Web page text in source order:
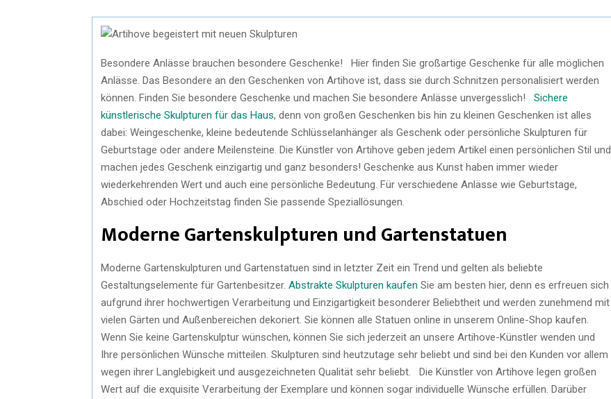
Besondere Anlässe brauchen besondere Geschenke! Hier finden Sie großartige Geschenke für alle möglichen
Anlässe. Das Besondere an den Geschenken von Artihove ist, dass sie durch Schnitzen personalisiert werden
können. Finden Sie besondere Geschenke und machen Sie besondere Anlässe unvergesslich! Sichere
künstlerische Skulpturen für das Haus, denn von großen Geschenken bis hin zu kleinen Geschenken ist alles
dabei: Weingeschenke, kleine bedeutende Schlüsselanhänger als Geschenk oder persönliche Skulpturen für
Geburtstage oder andere Meilensteine. Die Künstler von Artihove geben jedem Artikel einen persönlichen Stil und
machen jedes Geschenk einzigartig und ganz besonders! Geschenke aus Kunst haben immer wieder
wiederkehrenden Wert und auch eine persönliche Bedeutung. Für verschiedene Anlässe wie Geburtstage,
Abschied oder Hochzeitstag finden Sie passende Speziallösungen.
Moderne Gartenskulpturen und Gartenstatuen
Moderne Gartenskulpturen und Gartenstatuen sind in letzter Zeit ein Trend und gelten als beliebte
Gestaltungselemente für Gartenbesitzer. Abstrakte Skulpturen kaufen Sie am besten hier, denn es erfreuen sich
aufgrund ihrer hochwertigen Verarbeitung und Einzigartigkeit besonderer Beliebtheit und werden zunehmend mit
vielen Gärten und Außenbereichen dekoriert. Sie können alle Statuen online in unserem Online-Shop kaufen.
Wenn Sie keine Gartenskulptur wünschen, können Sie sich jederzeit an unsere Artihove-Künstler wenden und
Ihre persönlichen Wünsche mitteilen. Skulpturen sind heutzutage sehr beliebt und sind bei den Kunden vor allem
wegen ihrer Langlebigkeit und ausgezeichneten Qualität sehr beliebt. Die Künstler von Artihove legen großen
Wert auf die exquisite Verarbeitung der Exemplare und können sogar individuelle Wünsche erfüllen. Darüber